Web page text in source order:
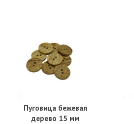
Пуговица бежевая
дерево 15 мм